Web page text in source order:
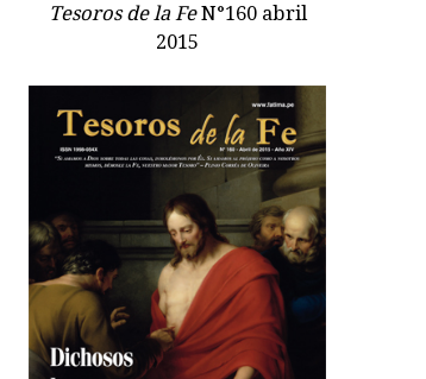
Tesoros de la FeN°160 abril
2015